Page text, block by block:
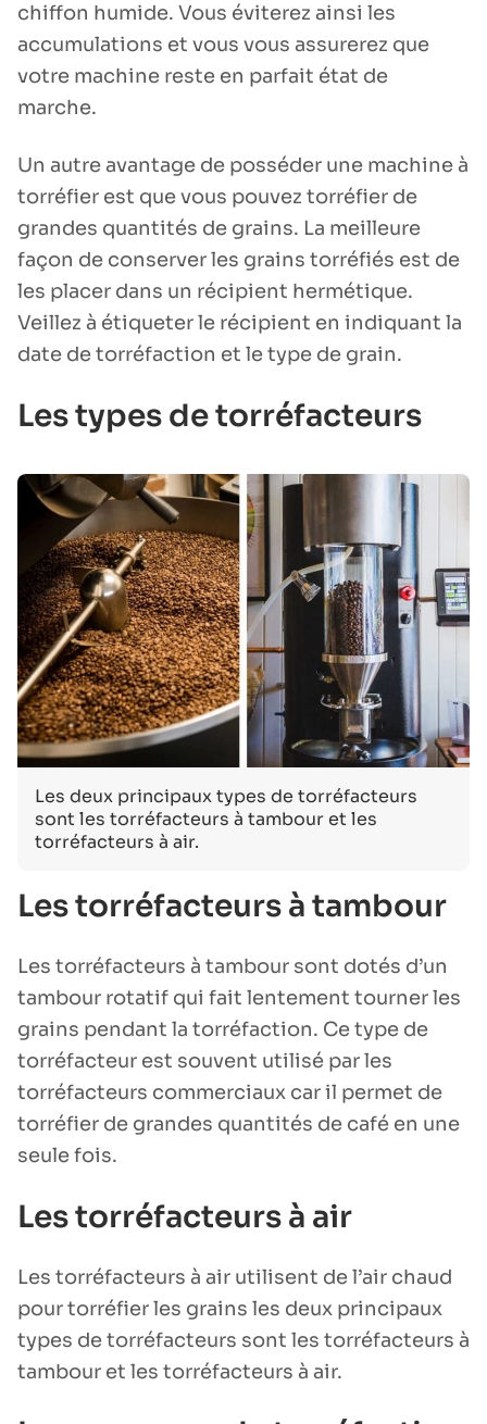
chiffon humide. Vous éviterez ainsi les
accumulations et vous vous assurerez que
votre machine reste en parfait état de
marche.
Un autre avantage de posséder une machine à
torréfier est que vous pouvez torréfier de
grandes quantités de grains. La meilleure
façon de conserver les grains torréfiés est de
les placer dans un récipient hermétique.
Veillez à étiqueter le récipient en indiquant la
date de torréfaction et le type de grain.
Les types de torréfacteurs
Les deux principaux types de torréfacteurs
sont les torréfacteurs à tambour et les
torréfacteurs à air.
Les torréfacteurs à tambour
Les torréfacteurs à tambour sont dotés d’un
tambour rotatif qui fait lentement tourner les
grains pendant la torréfaction. Ce type de
torréfacteur est souvent utilisé par les
torréfacteurs commerciaux car il permet de
torréfier de grandes quantités de café en une
seule fois.
Les torréfacteurs à air
Les torréfacteurs à air utilisent de l’air chaud
pour torréfier les grains les deux principaux
types de torréfacteurs sont les torréfacteurs à
tambour et les torréfacteurs à air.